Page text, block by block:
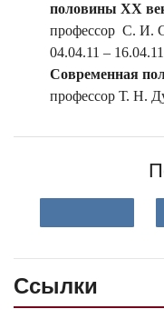
половины ХХ
профессор С. И.
04.04.11 – 16.04.11
Современная
профессор Т. Н.
Ссылки